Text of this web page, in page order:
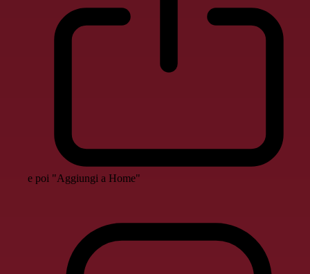
e poi "Aggiungi a Home"